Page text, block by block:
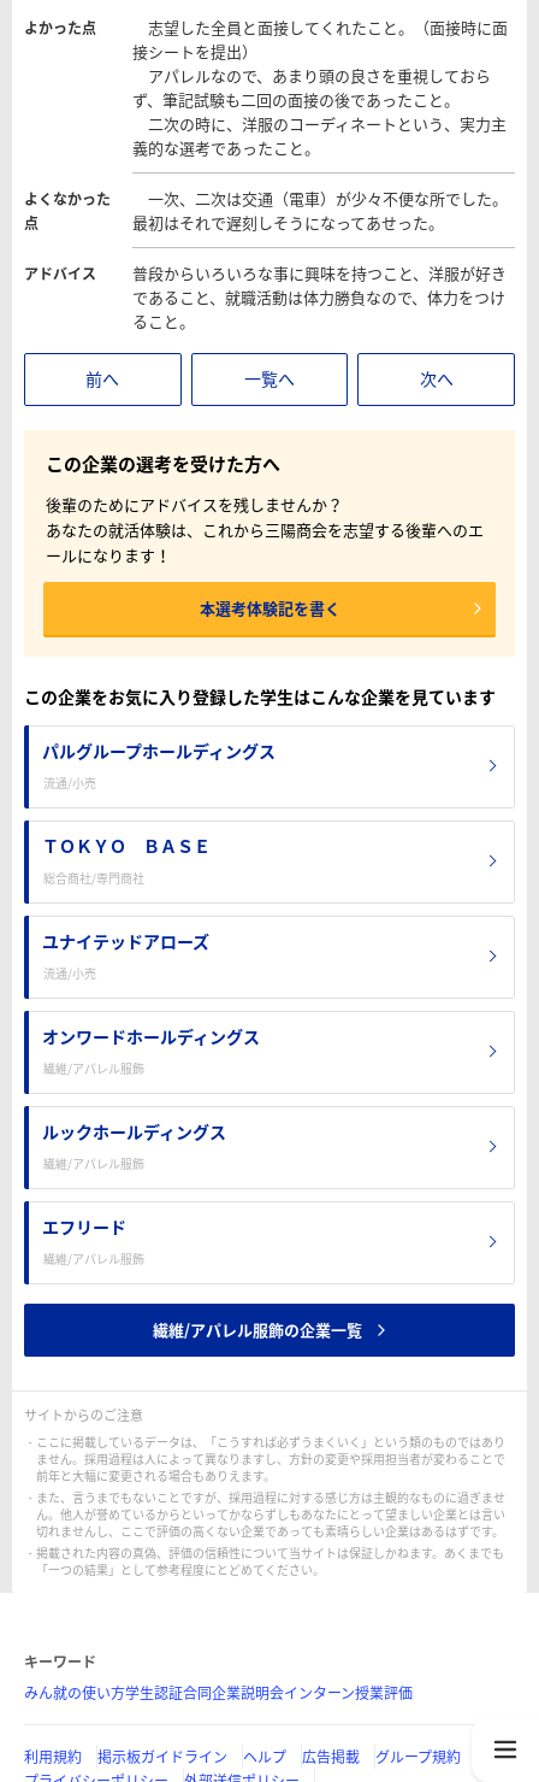
よかった点
志望した全員と面接してくれたこと。（面接時に面
接シートを提出）
アパレルなので、あまり頭の良さを重視しておら
ず、筆記試験も二回の面接の後であったこと。
二次の時に、洋服のコーディネートという、実力主
義的な選考であったこと。
よくなかった
点
一次、二次は交通（電車）が少々不便な所でした。
最初はそれで遅刻しそうになってあせった。
アドバイス
普段からいろいろな事に興味を持つこと、洋服が好き
であること、就職活動は体力勝負なので、体力をつけ
ること。
前へ 一覧へ 次へ
この企業の選考を受けた方へ
後輩のためにアドバイスを残しませんか？
あなたの就活体験は、これから三陽商会を志望する後輩へのエ
ールになります！
本選考体験記を書く
この企業をお気に入り登録した学生はこんな企業を見ています
パルグループホールディングス
流通/小売
ＴＯＫＹＯ ＢＡＳＥ
総合商社/専門商社
ユナイテッドアローズ
流通/小売
オンワードホールディングス
繊維/アパレル服飾
ルックホールディングス
繊維/アパレル服飾
エフリード
繊維/アパレル服飾
繊維/アパレル服飾の企業一覧
サイトからのご注意
ここに掲載しているデータは、「こうすれば必ずうまくいく」という類のものではあり
ません。採用過程は人によって異なりますし、方針の変更や採用担当者が変わることで
前年と大幅に変更される場合もありえます。
また、言うまでもないことですが、採用過程に対する感じ方は主観的なものに過ぎませ
ん。他人が誉めているからといってかならずしもあなたにとって望ましい企業とは言い
切れませんし、ここで評価の高くない企業であっても素晴らしい企業はあるはずです。
掲載された内容の真偽、評価の信頼性について当サイトは保証しかねます。あくまでも
「一つの結果」として参考程度にとどめてください。
キーワード
みん就の使い方学生認証合同企業説明会インターン授業評価
利用規約 掲示板ガイドライン ヘルプ 広告掲載
グループ規約